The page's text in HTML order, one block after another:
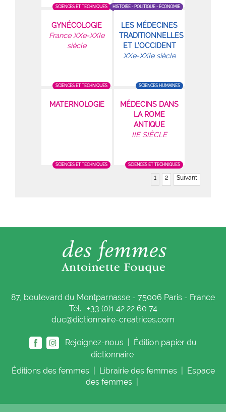
SCIENCES ET TECHNIQUES HISTOIRE - POLITIQUE - ÉCONOMIE
GYNÉCOLOGIE
France XXe-XXIe
siècle
SCIENCES ET TECHNIQUES
LES MÉDECINES
TRADITIONNELLES
ET L’OCCIDENT
XXe-XXIe siècle
SCIENCES HUMAINES
MATERNOLOGIE
SCIENCES ET TECHNIQUES
MÉDECINS DANS
LA ROME
ANTIQUE
IIE SIÈCLE
SCIENCES ET TECHNIQUES
1 2 Suivant
87, boulevard du Montparnasse - 75006 Paris - France
Tél. : +33 (0)1 42 22 60 74
duc@dictionnaire-creatrices.com
Rejoignez-nous |
Édition papier du
dictionnaire
Éditions des femmes Librairie des femmes
Espace
des femmes